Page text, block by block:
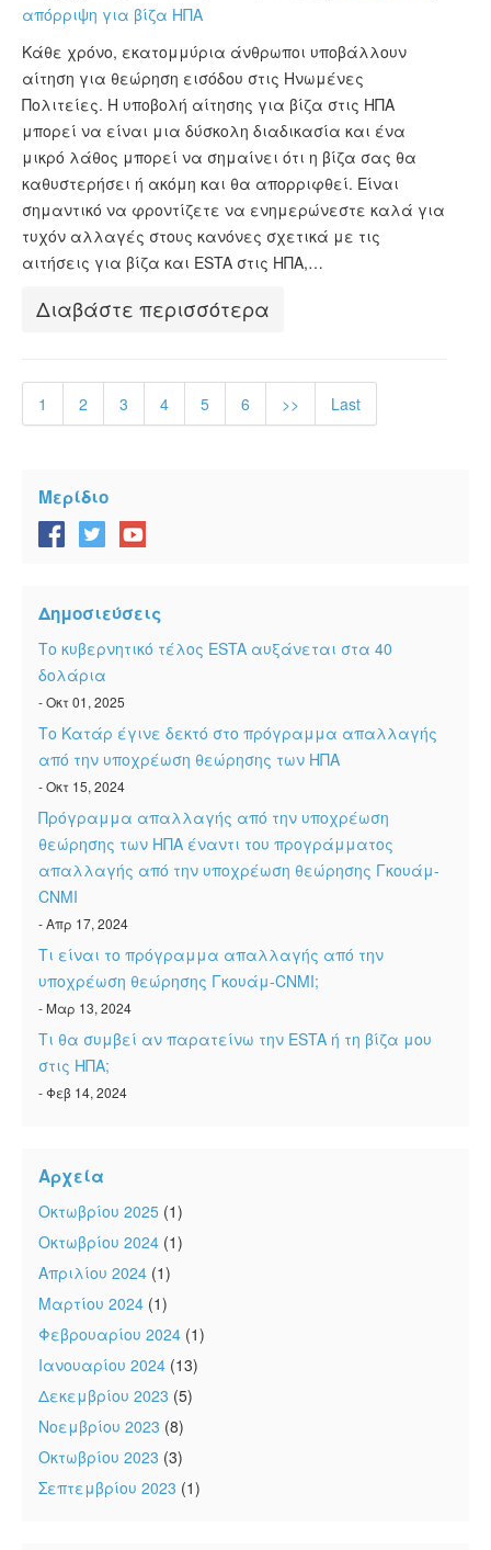
απόρριψη για βίζα ΗΠΑ
Κάθε χρόνο, εκατομμύρια άνθρωποι υποβάλλουν
αίτηση για θεώρηση εισόδου στις Ηνωμένες
Πολιτείες. Η υποβολή αίτησης για βίζα στις ΗΠΑ
μπορεί να είναι μια δύσκολη διαδικασία και ένα
μικρό λάθος μπορεί να σημαίνει ότι η βίζα σας θα
καθυστερήσει ή ακόμη και θα απορριφθεί. Είναι
σημαντικό να φροντίζετε να ενημερώνεστε καλά για
τυχόν αλλαγές στους κανόνες σχετικά με τις
αιτήσεις για βίζα και ESTA στις ΗΠΑ,…
Διαβάστε περισσότερα
1 2 3 4 5 6 >> Last
Μερίδιο
Δημοσιεύσεις
Το κυβερνητικό τέλος ESTA αυξάνεται στα 40
δολάρια
- Οκτ 01, 2025
Το Κατάρ έγινε δεκτό στο πρόγραμμα απαλλαγής
από την υποχρέωση θεώρησης των ΗΠΑ
- Οκτ 15, 2024
Πρόγραμμα απαλλαγής από την υποχρέωση
θεώρησης των ΗΠΑ έναντι του προγράμματος
απαλλαγής από την υποχρέωση θεώρησης Γκουάμ-
CNMI
- Απρ 17, 2024
Τι είναι το πρόγραμμα απαλλαγής από την
υποχρέωση θεώρησης Γκουάμ-CNMI;
- Μαρ 13, 2024
Τι θα συμβεί αν παρατείνω την ESTA ή τη βίζα μου
στις ΗΠΑ;
- Φεβ 14, 2024
Αρχεία
Οκτωβρίου 2025 (1)
Οκτωβρίου 2024 (1)
Απριλίου 2024 (1)
Μαρτίου 2024 (1)
Φεβρουαρίου 2024 (1)
Ιανουαρίου 2024 (13)
Δεκεμβρίου 2023 (5)
Νοεμβρίου 2023 (8)
Οκτωβρίου 2023 (3)
Σεπτεμβρίου 2023 (1)